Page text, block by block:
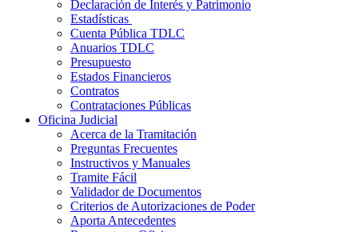
Declaración de Interés y Patrimonio
Estadísticas
Cuenta Pública TDLC
Anuarios TDLC
Presupuesto
Estados Financieros
Contratos
Contrataciones Públicas
Oficina Judicial
Acerca de la Tramitación
Preguntas Frecuentes
Instructivos y Manuales
Tramite Fácil
Validador de Documentos
Criterios de Autorizaciones de Poder
Aporta Antecedentes